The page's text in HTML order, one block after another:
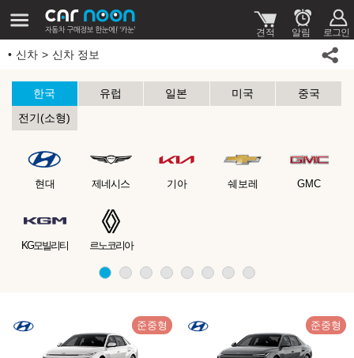
신차 신차 정보
한국 유럽 일본 미국
중국
전기(소형)
현대 제네시스 기아 쉐보레 GMC
KG모빌리티 르노코리아
준중형 준중형